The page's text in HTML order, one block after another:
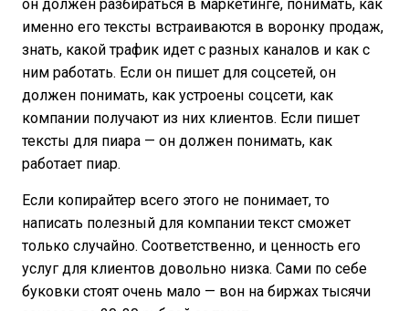
он должен разбираться в маркетинге, понимать, как
именно его тексты встраиваются в воронку продаж,
знать, какой трафик идет с разных каналов и как с
ним работать. Если он пишет для соцсетей, он
должен понимать, как устроены соцсети, как
компании получают из них клиентов. Если пишет
тексты для пиара — он должен понимать, как
работает пиар.
Если копирайтер всего этого не понимает, то
написать полезный для компании текст сможет
только случайно. Соответственно, и ценность его
услуг для клиентов довольно низка. Сами по себе
буковки стоят очень мало — вон на биржах тысячи